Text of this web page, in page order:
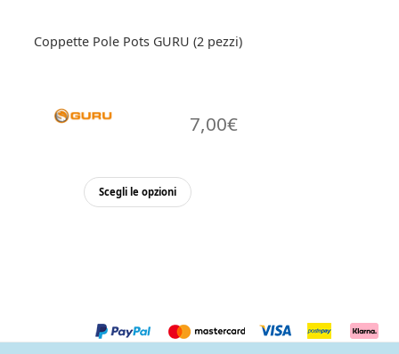
Coppette Pole Pots GURU (2 pezzi)
7,00€
Scegli le opzioni
Questo
possono